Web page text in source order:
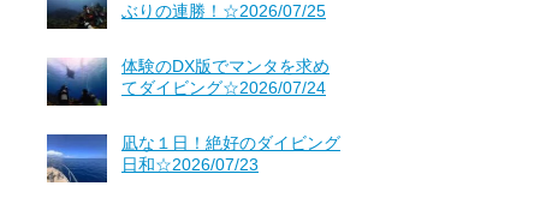
ぶりの連勝！☆2026/07/25
体験のDX版でマンタを求め
てダイビング☆2026/07/24
凪な１日！絶好のダイビング
日和☆2026/07/23